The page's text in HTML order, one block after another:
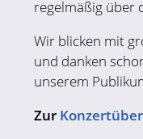
regelmäßig über
Wir blicken mit
und danken
unserem
Zur